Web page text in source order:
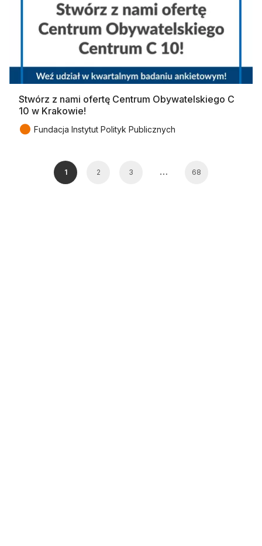
Stwórz z nami ofertę Centrum Obywatelskiego C
10 w Krakowie!
● Fundacja Instytut Polityk Publicznych
1 2 3 … 68